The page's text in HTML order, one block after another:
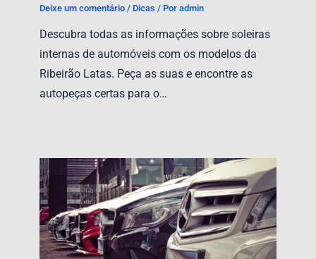
Deixe um comentário / Dicas / Por admin
Descubra todas as informações sobre soleiras
internas de automóveis com os modelos da
Ribeirão Latas. Peça as suas e encontre as
autopeças certas para o…